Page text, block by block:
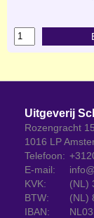
Uitgeverij
Rozengracht
1016 LP
Telefoon:
E-mail:
KVK:
(NL)
BTW:
(NL)
IBAN: